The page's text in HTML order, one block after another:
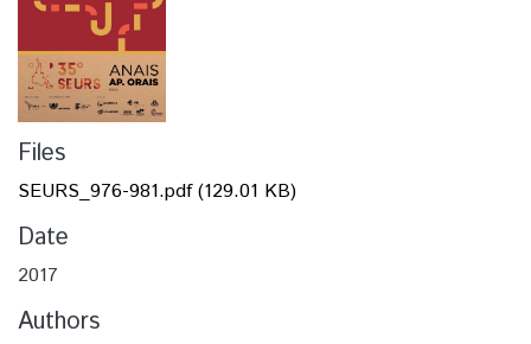
Files
SEURS_976-981.pdf(129.01 KB)
Date
2017
Authors